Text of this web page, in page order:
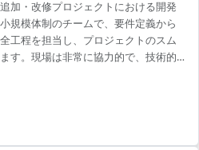
加・改修プロジェクトにおける開発
規模体制のチームで、要件定義から
工程を担当し、プロジェクトのスム
す。現場は非常に協力的で、技術的
、PostgreSQLを扱います。リモー
、チームとの密なコミュニケーショ
ラウドサービスに触れる機会もあ